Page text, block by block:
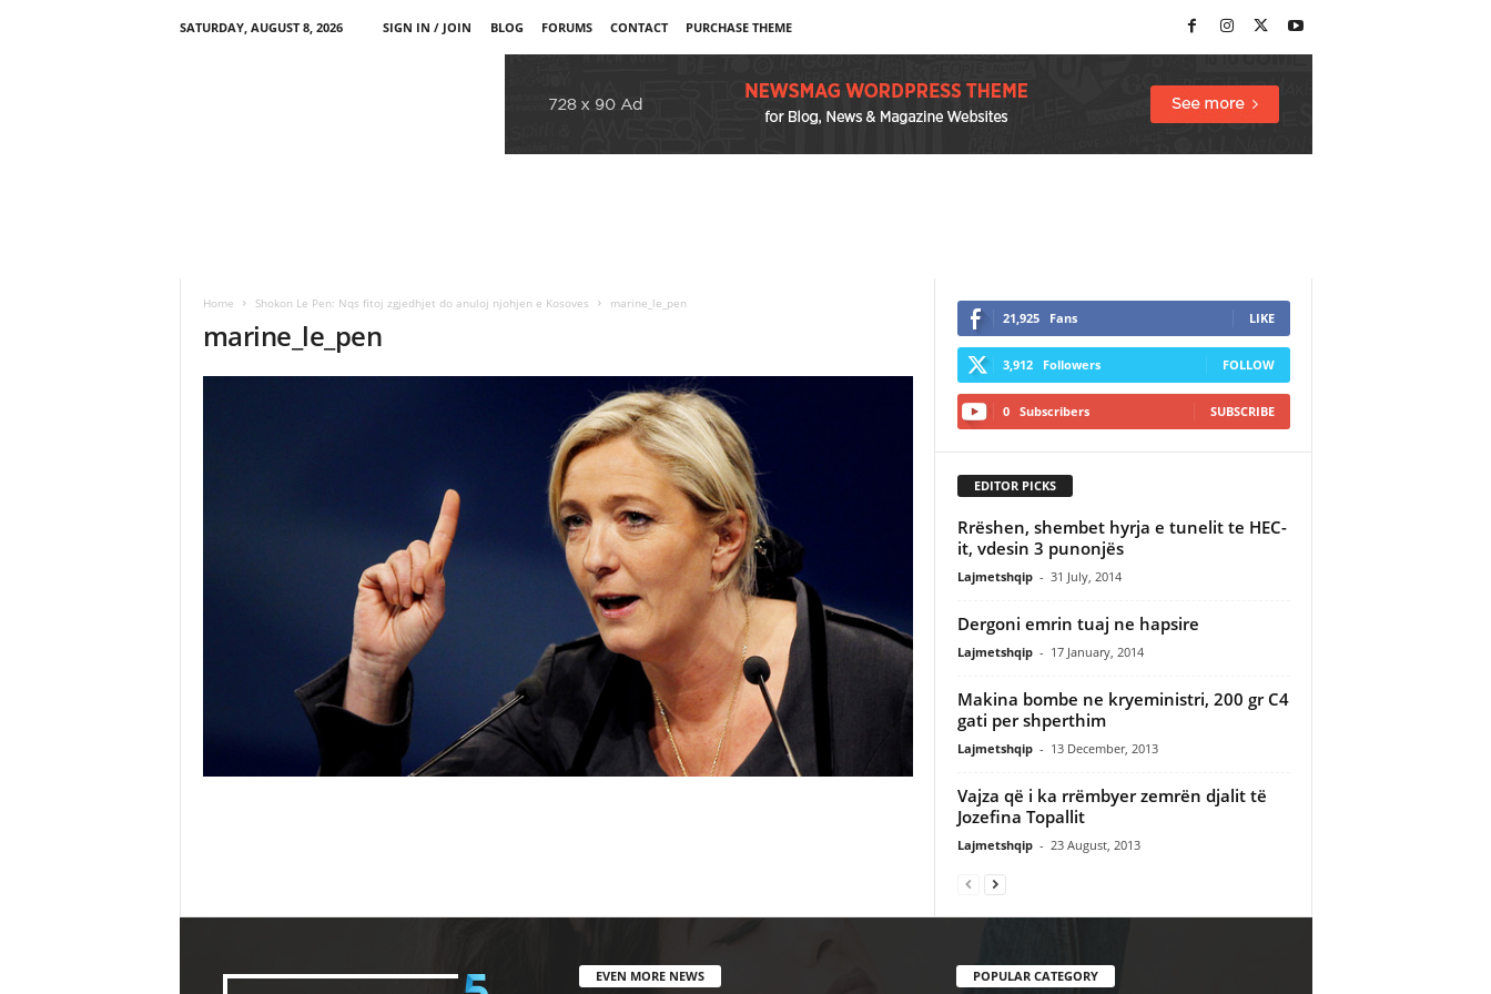
SATURDAY, AUGUST 8, 2026 SIGN IN / JOIN BLOG FORUMS CONTACT PURCHASE THEME
Home Shokon Le Pen: Nqs fitoj zgjedhjet do anuloj njohjen e Kosoves marine_le_pen
marine_le_pen 21,925 Fans LIKE
3,912 Followers FOLLOW
0 Subscribers SUBSCRIBE
EDITOR PICKS
Rrëshen, shembet hyrja e tunelit te HEC-
it, vdesin 3 punonjës
Lajmetshqip - 31 July, 2014
Dergoni emrin tuaj ne hapsire
Lajmetshqip - 17 January, 2014
Makina bombe ne kryeministri, 200 gr C4
gati per shperthim
Lajmetshqip - 13 December, 2013
Vajza që i ka rrëmbyer zemrën djalit të
Jozefina Topallit
Lajmetshqip - 23 August, 2013
EVEN MORE NEWS POPULAR CATEGORY